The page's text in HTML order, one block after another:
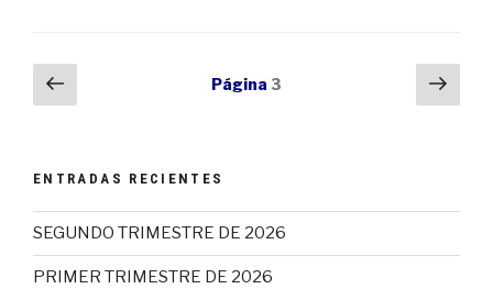
Navegación
de anterior
Página 3
ENTRADAS RECIENTES
SEGUNDO TRIMESTRE DE 2026
PRIMER TRIMESTRE DE 2026